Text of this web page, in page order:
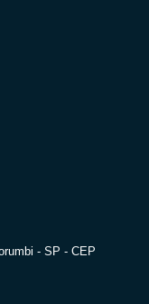
- SP - CEP